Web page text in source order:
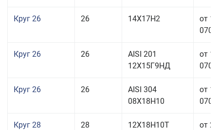
Круг 26 26 14Х17Н2
от
Круг 26 26
AISI 201
12Х15Г9НД
от
Круг 26 26
AISI 304
08Х18Н10
от
Круг 28 28 12Х18Н10Т
от